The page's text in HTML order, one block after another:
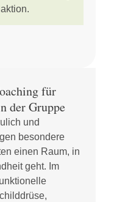
für
der Gruppe
und
besondere
einen Raum, in
geht. Im